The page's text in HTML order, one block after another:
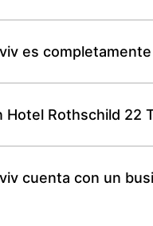
es
Hotel Rothschild
cuenta con un